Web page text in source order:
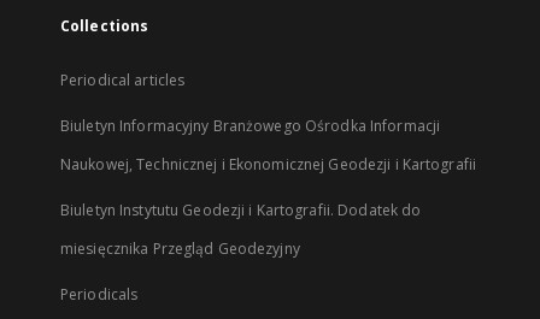
Collections
Periodical articles
Biuletyn Informacyjny Branżowego Ośrodka Informacji
Naukowej, Technicznej i Ekonomicznej Geodezji i Kartografii
Biuletyn Instytutu Geodezji i Kartografii. Dodatek do
miesięcznika Przegląd Geodezyjny
Periodicals